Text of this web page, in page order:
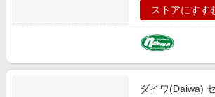
ストアにすす
ダイワ(Daiwa)